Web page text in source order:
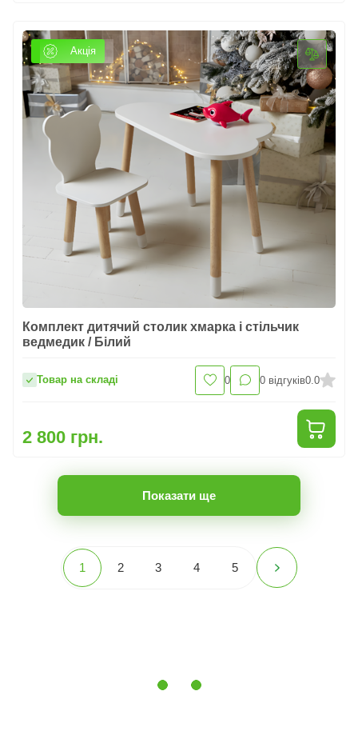
Акція
Комплект дитячий столик хмарка і стільчик
ведмедик / Білий
Товар на складі 0 0 відгуків0.0
2 800 грн.
Показати ще
1 2 3 4 5